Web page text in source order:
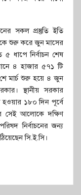
সকল প্রস্তুতি ইতি
শুরু করে জুন মাসের
ধাপে নির্বাচন শেষ
৪ হাজার ৫৭১ টি
মার্চ শুরু হয়ে ৪ জুন
স্থানীয় সরকার
১৮০ দিন পূর্বে
সেই আলোকে দক্ষিণ
নির্বাচনের জন্য
সি.ই.সি।